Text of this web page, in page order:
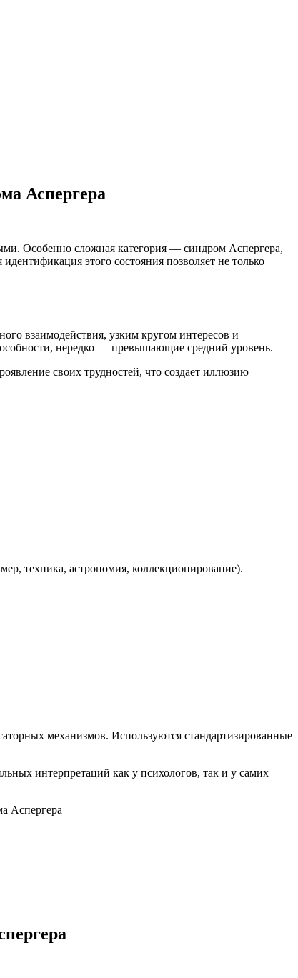
Аспергера
Особенно сложная категория — синдром Аспергера,
этого состояния позволяет не только
взаимодействия, узким кругом интересов и
нередко — превышающие средний уровень.
своих трудностей, что создает иллюзию
техника, астрономия, коллекционирование).
механизмов. Используются стандартизированные
интерпретаций как у психологов, так и у самих